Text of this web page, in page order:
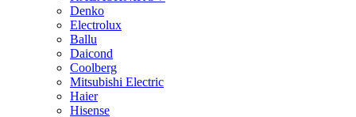
Denko
Electrolux
Ballu
Daicond
Coolberg
Mitsubishi Electric
Haier
Hisense